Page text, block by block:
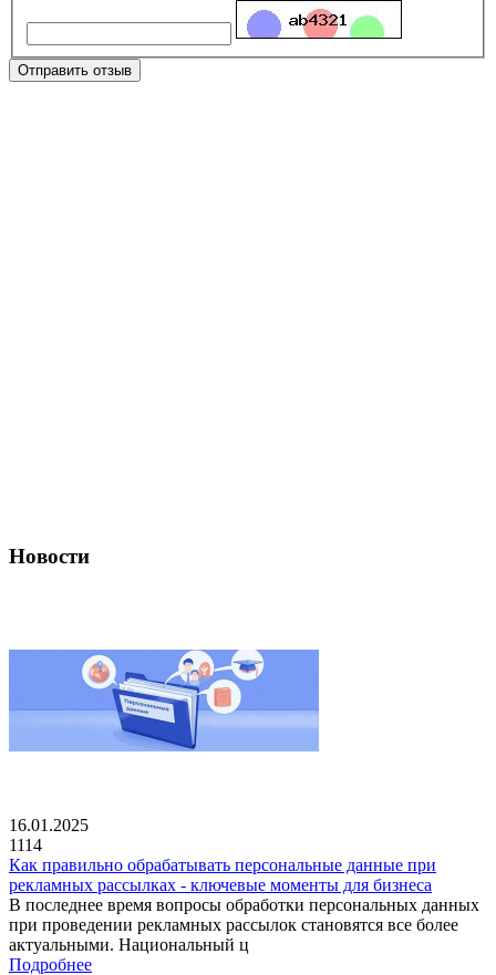
Отправить отзыв
Новости
16.01.2025
1114
Как правильно обрабатывать персональные данные при
рекламных рассылках - ключевые моменты для бизнеса
В последнее время вопросы обработки персональных данных
при проведении рекламных рассылок становятся все более
актуальными. Национальный ц
Подробнее